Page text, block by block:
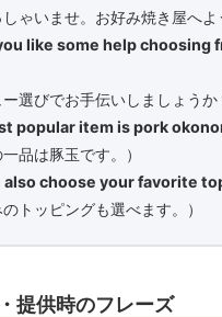
しゃいませ。お好み焼き屋へよ
like some help choosing
ー選びでお手伝いしましょうか
popular item is pork
一品は豚玉です。）
also choose your favorite
のトッピングも選べます。）
提供時のフレーズ